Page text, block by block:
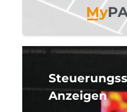
My
Anzeigen